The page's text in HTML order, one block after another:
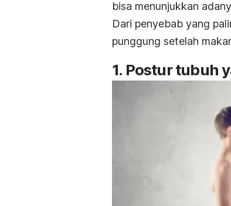
bisa menunjukkan
Dari penyebab yang
punggung setelah
1. Postur tubuh